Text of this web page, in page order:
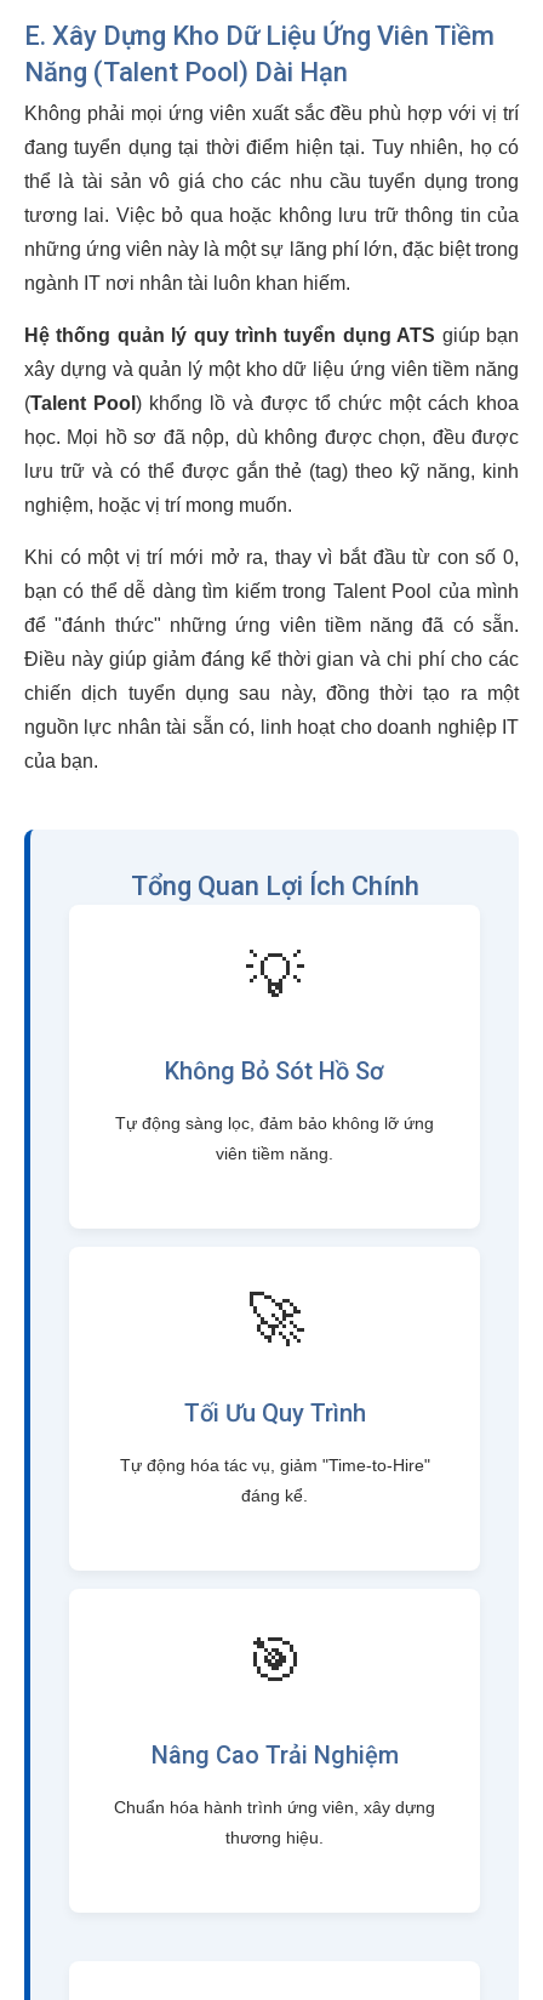
E. Xây Dựng Kho Dữ Liệu Ứng Viên Tiềm
Năng (Talent Pool) Dài Hạn
Không phải mọi ứng viên xuất sắc đều phù hợp với vị trí
đang tuyển dụng tại thời điểm hiện tại. Tuy nhiên, họ có
thể là tài sản vô giá cho các nhu cầu tuyển dụng trong
tương lai. Việc bỏ qua hoặc không lưu trữ thông tin của
những ứng viên này là một sự lãng phí lớn, đặc biệt trong
ngành IT nơi nhân tài luôn khan hiếm.
Hệ thống quản lý quy trình tuyển dụng ATS giúp bạn
xây dựng và quản lý một kho dữ liệu ứng viên tiềm năng
(Talent Pool ) khổng lồ và được tổ chức một cách khoa
học. Mọi hồ sơ đã nộp, dù không được chọn, đều được
lưu trữ và có thể được gắn thẻ (tag) theo kỹ năng, kinh
nghiệm, hoặc vị trí mong muốn.
Khi có một vị trí mới mở ra, thay vì bắt đầu từ con số 0,
bạn có thể dễ dàng tìm kiếm trong Talent Pool của mình
để "đánh thức" những ứng viên tiềm năng đã có sẵn.
Điều này giúp giảm đáng kể thời gian và chi phí cho các
chiến dịch tuyển dụng sau này, đồng thời tạo ra một
nguồn lực nhân tài sẵn có, linh hoạt cho doanh nghiệp IT
của bạn.
Tổng Quan Lợi Ích Chính
💡
Không Bỏ Sót Hồ Sơ
Tự động sàng lọc, đảm bảo không lỡ ứng
viên tiềm năng.
🚀
Tối Ưu Quy Trình
Tự động hóa tác vụ, giảm "Time-to-Hire"
đáng kể.
🎯
Nâng Cao Trải Nghiệm
Chuẩn hóa hành trình ứng viên, xây dựng
thương hiệu.